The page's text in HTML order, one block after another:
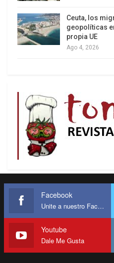
Ceuta, los
geopolíticas
propia UE
Ago 4, 2026
Facebook
Unite a nuestro Facebook
Youtube
Dale Me Gusta